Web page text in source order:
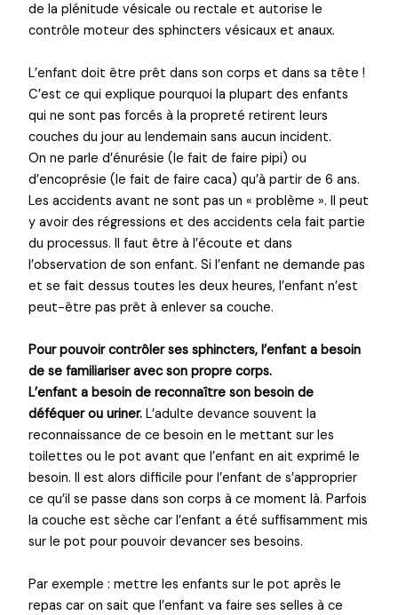
de la plénitude vésicale ou rectale et autorise le
contrôle moteur des sphincters vésicaux et anaux.
L’enfant doit être prêt dans son corps et dans sa tête !
C’est ce qui explique pourquoi la plupart des enfants
qui ne sont pas forcés à la propreté retirent leurs
couches du jour au lendemain sans aucun incident.
On ne parle d’énurésie (le fait de faire pipi) ou
d’encoprésie (le fait de faire caca) qu’à partir de 6 ans.
Les accidents avant ne sont pas un « problème ». Il peut
y avoir des régressions et des accidents cela fait partie
du processus. Il faut être à l’écoute et dans
l’observation de son enfant. Si l’enfant ne demande pas
et se fait dessus toutes les deux heures, l’enfant n’est
peut-être pas prêt à enlever sa couche.
Pour pouvoir contrôler ses sphincters, l’enfant a besoin
de se familiariser avec son propre corps.
L’enfant a besoin de reconnaître son besoin de
déféquer ou uriner. L’adulte devance souvent la
reconnaissance de ce besoin en le mettant sur les
toilettes ou le pot avant que l’enfant en ait exprimé le
besoin. Il est alors difficile pour l’enfant de s’approprier
ce qu’il se passe dans son corps à ce moment là. Parfois
la couche est sèche car l’enfant a été suffisamment mis
sur le pot pour pouvoir devancer ses besoins.
Par exemple : mettre les enfants sur le pot après le
repas car on sait que l’enfant va faire ses selles à ce